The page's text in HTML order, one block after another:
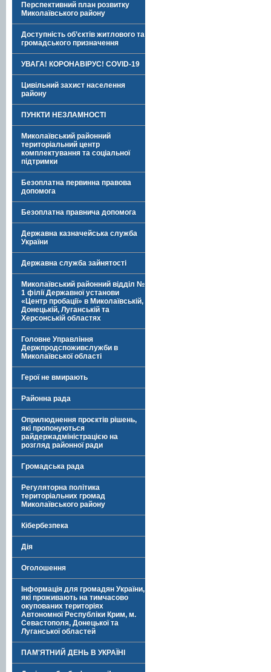
Перспективний план розвитку
Миколаївського району
Доступність об’єктів житлового та
громадського призначення
УВАГА! КОРОНАВІРУС! COVID-19
Цивільний захист населення
району
ПУНКТИ НЕЗЛАМНОСТІ
Миколаївський районний
територіальний центр
комплектування та соціальної
підтримки
Безоплатна первинна правова
допомога
Безоплатна правнича допомога
Державна казначейська служба
України
Державна служба зайнятості
Миколаївський районний відділ №
1 філії Державної установи
«Центр пробації» в Миколаївській,
Донецькій, Луганській та
Херсонській областях
Головне Управління
Держпродспоживслужби в
Миколаївської області
Герої не вмирають
Районна рада
Оприлюднення проєктів рішень,
які пропонуються
райдержадміністрацією на
розгляд районної ради
Громадська рада
Регуляторна політика
територіальних громад
Миколаївського району
Кібербезпека
Дія
Оголошення
Інформація для громадян України,
які проживають на тимчасово
окупованих територіях
Автономної Республіки Крим, м.
Севастополя, Донецької та
Луганської областей
ПАМ'ЯТНИЙ ДЕНЬ В УКРАЇНІ